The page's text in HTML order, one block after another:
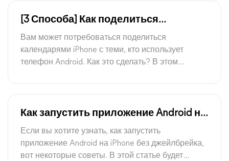
[3 Способа] Как поделиться
календарем между iPhone и Android
Вам может потребоваться поделиться
календарями iPhone с теми, кто использует
телефон Android. Как это сделать? В этом
Как запустить приложение Android на
iPhone без джейлбрейка
Если вы хотите узнать, как запустить
приложение Android на iPhone без джейлбрейка,
вот некоторые советы. В этой статье будет